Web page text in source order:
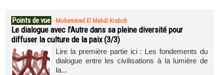
Points de vue - Mohammed El Mahdi Krabch
Le dialogue avec l’Autre dans sa pleine diversité pour
diffuser la culture de la paix (3/3)
Lire la première partie ici : Les fondements du
dialogue entre les civilisations à la lumière de
la...